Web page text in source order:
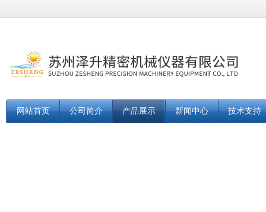
网站首页 公司简介 产品展示 新闻中心 技术支持